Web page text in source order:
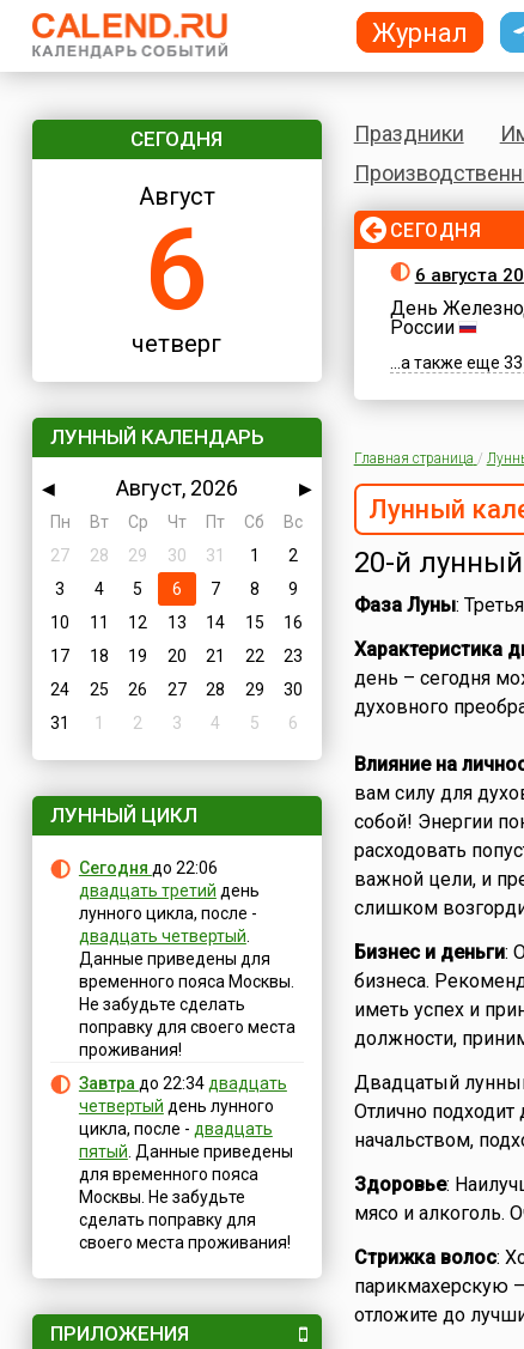
СЕГОДНЯ
Август
6
четверг
ЛУННЫЙ КАЛЕНДАРЬ
◀ Август, 2026
▶
Пн
Вт Ср Чт Пт Сб
Вс
27
28 29 30 31 1
2
3
4 5 6 7 8
9
10
11 12 13 14 15
16
17
18 19 20 21 22
23
24
25 26 27 28 29
30
31
1 2 3 4 5 6
ЛУННЫЙ ЦИКЛ
Сегодня до 22:06
двадцать третий день
лунного цикла, после -
двадцать четвертый
Данные приведены для
временного пояса Москвы.
Не забудьте сделать
поправку для своего места
проживания!
Завтра до 22:34 двадцать
четвертый день лунного
цикла, после - двадцать
пятый . Данные приведены
для временного пояса
Москвы. Не забудьте
сделать поправку для
своего места проживания!
ПРИЛОЖЕНИЯ
Праздники
СЕГОДНЯ
6 августа
День
России
...а также еще
Главная страница /
Лунный
20-й
Фаза Луны:
Характеристика
день – сегодня
духовного
Влияние на
вам силу для
собой! Энергии
расходовать
важной цели, и
слишком
Бизнес и деньги:
бизнеса.
иметь успех и
должности,
Двадцатый
Отлично
начальством,
Здоровье:
мясо и алкоголь.
Стрижка волос:
парикмахерскую
отложите до
Журнал